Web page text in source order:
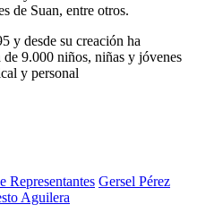
de Suan, entre otros.
y desde su creación ha
9.000 niños, niñas y jóvenes
y personal
Representantes Gersel Pérez
Aguilera